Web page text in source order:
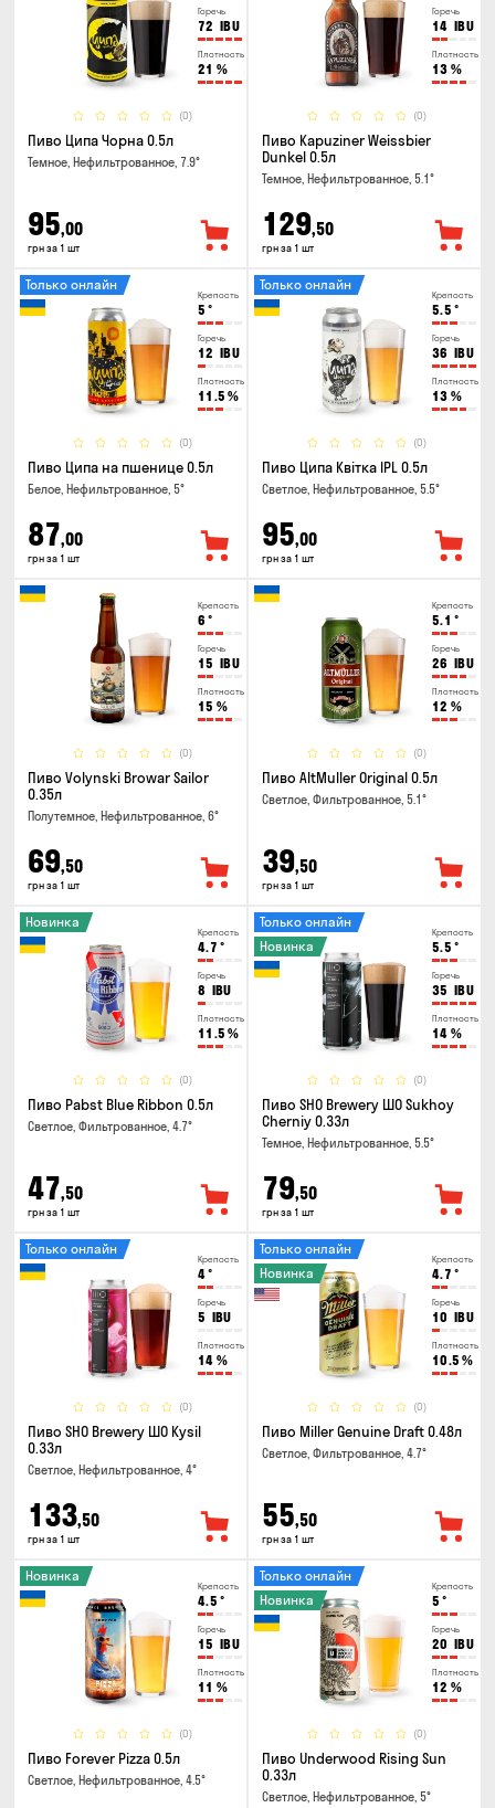
Горечь
72 IBU
Плотность
21 %
(0)
Пиво Ципа Чорна 0.5л
Темное, Нефильтрованное, 7.9°
95,00
грн за 1 шт
Горечь
14 IBU
Плотность
13 %
(0)
Пиво Kapuziner Weissbier
Dunkel 0.5л
Темное, Нефильтрованное, 5.1°
129,50
грн за 1 шт
Крепость
5 °
Горечь
12 IBU
Плотность
11.5 %
(0)
Только онлайн
Пиво Ципа на пшенице 0.5л
Белое, Нефильтрованное, 5°
87,00
грн за 1 шт
Крепость
5.5 °
Горечь
36 IBU
Плотность
13 %
(0)
Только онлайн
Пиво Ципа Квітка IPL 0.5л
Светлое, Нефильтрованное, 5.5°
95,00
грн за 1 шт
Крепость
6 °
Горечь
15 IBU
Плотность
15 %
(0)
Пиво Volynski Browar Sailor
0.35л
Полутемное, Нефильтрованное, 6°
69,50
грн за 1 шт
Крепость
5.1 °
Горечь
26 IBU
Плотность
12 %
(0)
Пиво AltMuller Original 0.5л
Светлое, Фильтрованное, 5.1°
39,50
грн за 1 шт
Крепость
4.7 °
Горечь
8 IBU
Плотность
11.5 %
(0)
Новинка
Пиво Pabst Blue Ribbon 0.5л
Светлое, Фильтрованное, 4.7°
47,50
грн за 1 шт
Крепость
5.5 °
Горечь
35 IBU
Плотность
14 %
(0)
Только онлайн
Новинка
Пиво SHO Brewery ШО Sukhoy
Cherniy 0.33л
Темное, Нефильтрованное, 5.5°
79,50
грн за 1 шт
Крепость
4°
Горечь
5 IBU
Плотность
14 %
(0)
Только онлайн
Пиво SHO Brewery ШО Kysil
0.33л
Светлое, Нефильтрованное, 4°
133,50
грн за 1 шт
Крепость
4.7 °
Горечь
10 IBU
Плотность
10.5 %
(0)
Только онлайн
Новинка
Пиво Miller Genuine Draft 0.48л
Светлое, Фильтрованное, 4.7°
55,50
грн за 1 шт
Крепость
4.5 °
Горечь
15 IBU
Плотность
11 %
(0)
Новинка
Пиво Forever Pizza 0.5л
Светлое, Нефильтрованное, 4.5°
Крепость
5 °
Горечь
20 IBU
Плотность
12 %
(0)
Только онлайн
Новинка
Пиво Underwood Rising Sun
0.33л
Светлое, Нефильтрованное, 5°